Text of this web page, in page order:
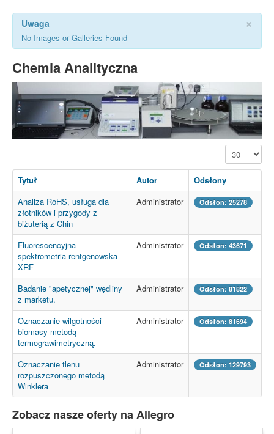
×
Uwaga
No Images or Galleries Found
Chemia Analityczna
Pokaż #
Tytuł Autor
Odsłony
Analiza RoHS, usługa dla
złotników i przygody z
biżuterią z Chin
Administrator Odsłon: 25278
Fluorescencyjna
spektrometria rentgenowska
XRF
Administrator Odsłon: 43671
Badanie "apetycznej" wędliny
z marketu.
Administrator Odsłon: 81822
Oznaczanie wilgotności
biomasy metodą
termograwimetryczną.
Administrator Odsłon: 81694
Oznaczanie tlenu
rozpuszczonego metodą
Winklera
Administrator Odsłon: 129793
Zobacz nasze oferty na Allegro